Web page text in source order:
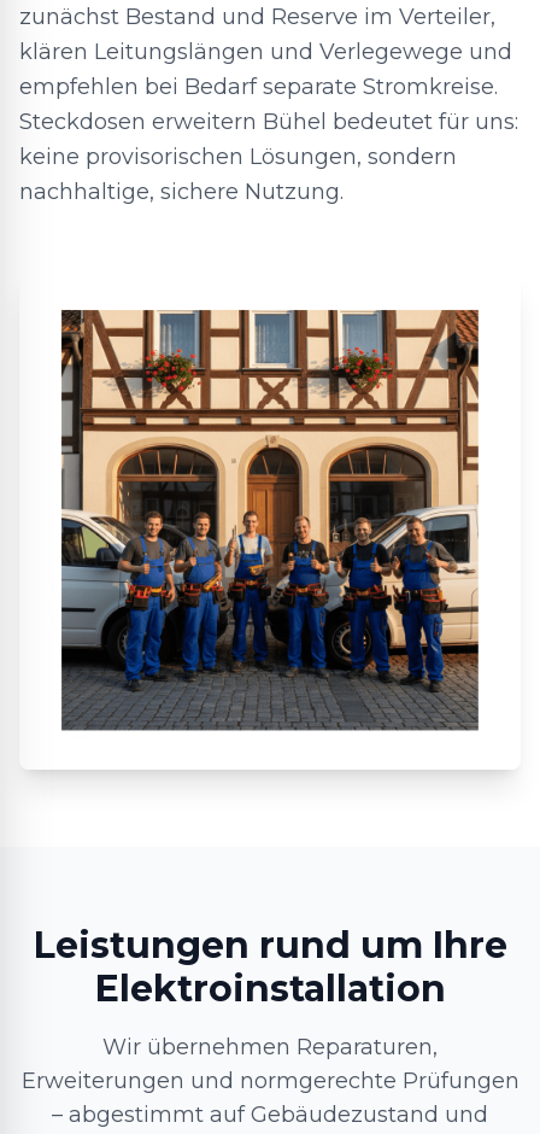
zunächst Bestand und Reserve im Verteiler,
klären Leitungslängen und Verlegewege und
empfehlen bei Bedarf separate Stromkreise.
Steckdosen erweitern Bühel bedeutet für uns:
keine provisorischen Lösungen, sondern
nachhaltige, sichere Nutzung.
Leistungen rund um Ihre
Elektroinstallation
Wir übernehmen Reparaturen,
Erweiterungen und normgerechte Prüfungen
– abgestimmt auf Gebäudezustand und